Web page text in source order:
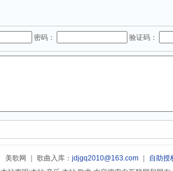
密码： 验证码：
美歌网 ｜ 歌曲入库： jdjgq2010@163.com｜ 自助授